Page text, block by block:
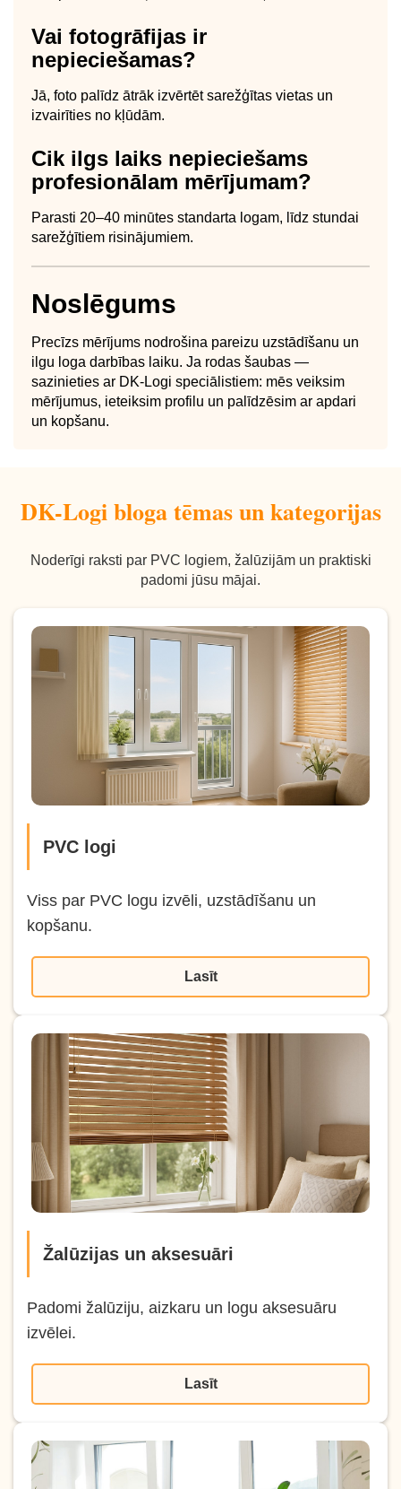
Vai fotogrāfijas ir
nepieciešamas?
Jā, foto palīdz ātrāk izvērtēt sarežģītas vietas un
izvairīties no kļūdām.
Cik ilgs laiks nepieciešams
profesionālam mērījumam?
Parasti 20–40 minūtes standarta logam, līdz stundai
sarežģītiem risinājumiem.
Noslēgums
Precīzs mērījums nodrošina pareizu uzstādīšanu un
ilgu loga darbības laiku. Ja rodas šaubas —
sazinieties ar DK-Logi speciālistiem: mēs veiksim
mērījumus, ieteiksim profilu un palīdzēsim ar apdari
un kopšanu.
DK-Logi bloga tēmas un kategorijas
Noderīgi raksti par PVC logiem, žalūzijām un praktiski
padomi jūsu mājai.
PVC logi
Viss par PVC logu izvēli, uzstādīšanu un
kopšanu.
Lasīt
Žalūzijas un aksesuāri
Padomi žalūziju, aizkaru un logu aksesuāru
izvēlei.
Lasīt